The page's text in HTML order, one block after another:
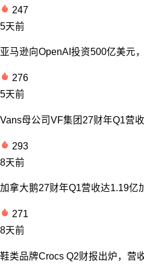
247
5天前
亚马逊向OpenAI投资500亿美元
276
5天前
Vans母公司VF集团27财年Q1营
293
8天前
加拿大鹅27财年Q1营收达1.19亿
271
8天前
鞋类品牌Crocs Q2财报出炉，营